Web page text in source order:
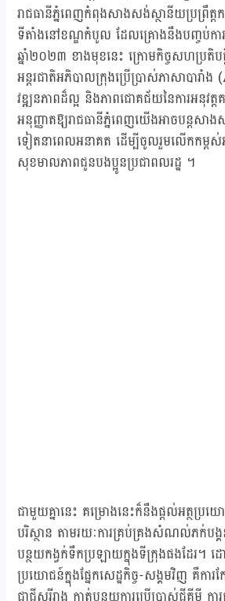
រាជធានីភ្នំពេញកំពុងសាងសង់ស្ថានីយប្រព្រឹត្ត
ទីតាំងនៅខណ្ឌកំបូល ដែលគ្រោងនឹងបញ្ចប់ការ
ឆ្នាំ២០២៣ ខាងមុខនេះ ក្រោមកិច្ចសហប្រតិ
អន្តរជាតិអភិបាលក្រុងប្រើប្រាស់ភាសាបារ
វឌ្ឍនភាពដ៏ល្អ និងភាពជោគជ័យនៃការអនុវត្
អនុញ្ញាតឱ្យរាជធានីភ្នំពេញយើងអាចបន្តសាង
ទៀតនាពេលអនាគត ដើម្បីចូលរួមលើកកម្ព
សុខមាលភាពជូនបងប្អូនប្រជាពលរដ្ឋ ។
ជាមួយគ្នានេះ គម្រោងនេះក៏នឹងផ្ដល់អត្ថប្រ
បរិស្ថាន តាមរយៈការគ្រប់គ្រងសំណល់ភក់បង្
បន្ថយកង្វក់ទឹកប្រឡាយក្នុងទីក្រុងផងដែរ។
ប្រយោជន៍ក្នុងផ្នែកសេដ្ឋកិច្ច-សង្គមវិញ គឺក